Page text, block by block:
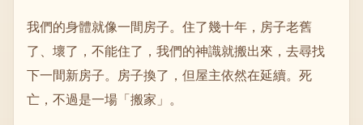
我們的身體就像一間房子。住了幾十年，房子老舊
了、壞了，不能住了，我們的神識就搬出來，去尋找
下一間新房子。房子換了，但屋主依然在延續。死
亡，不過是一場「搬家」。